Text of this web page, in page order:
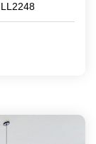
LL2248